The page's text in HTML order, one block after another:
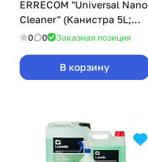
ERRECOM "Universal Nano
Cleaner" (Канистра 5L;
щел. конц. 1:6)
0 0 Заказная позиция
В корзину